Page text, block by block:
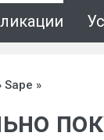
Sape »